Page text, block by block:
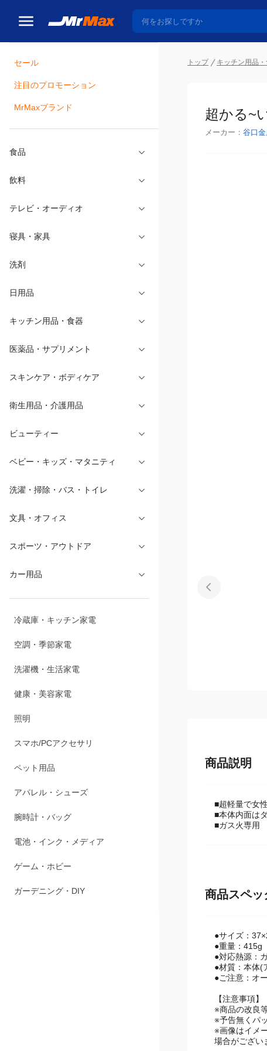
セール
注目のプロモーション
MrMaxブランド
食品
飲料
テレビ・オーディオ
寝具・家具
洗剤
日用品
キッチン用品・食器
医薬品・サプリメント
スキンケア・ボディケア
衛生用品・介護用品
ビューティー
ベビー・キッズ・マタニティ
洗濯・掃除・バス・トイレ
文具・オフィス
スポーツ・アウトドア
カー用品
冷蔵庫・キッチン家電
空調・季節家電
洗濯機・生活家電
健康・美容家電
照明
スマホ/PCアクセサリ
ペット用品
アパレル・シューズ
腕時計・バッグ
電池・インク・メディア
ゲーム・ホビー
ガーデニング・DIY
トップ キッチン用品・
超かる~
メーカー： 谷口
商品説明
■超軽量で女
■本体内面は
■ガス火専用
商品スペッ
●サイズ：
●重量：415g
●対応熱源：
●材質：本体(
●ご注意：オ
【注意事項】
※商品の改良
※予告無くパ
※画像はイメ
場合がござい